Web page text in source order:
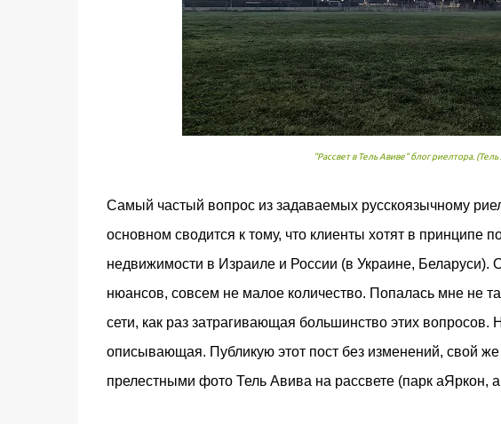
"Рассвет в Тель Авиве" блог риелтора.
Самый частый вопрос из задаваемых русскоязычному
основном сводится к тому, что клиенты хотят в принципе
недвижимости в Израиле и России (в Украине, Беларуси).
нюансов, совсем не малое количество. Попалась мне не
сети, как раз затрагивающая большинство этих
описывающая. Публикую этот пост без изменений, свой
прелестными фото Тель Авива на рассвете (парк аЯркон,